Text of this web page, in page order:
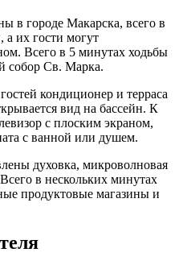
в городе Макарска, всего в
а их гости могут
Всего в 5 минутах ходьбы
собор Св. Марка.
кондиционер и терраса
вид на бассейн. К
с плоским экраном,
с ванной или душем.
духовка, микроволновая
в нескольких минутах
продуктовые магазины и